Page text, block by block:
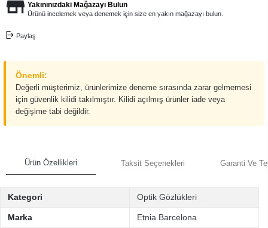
Yakınınızdaki Mağazayı Bulun
Ürünü incelemek veya denemek için size en yakın mağazayı bulun.
Paylaş
Önemli:
Değerli müşterimiz, ürünlerimize deneme sırasında zarar gelmemesi
için güvenlik kilidi takılmıştır. Kilidi açılmış ürünler iade veya
değişime tabi değildir.
Ürün Özellikleri Taksit Seçenekleri Garanti Ve
Kategori Optik Gözlükleri
Marka Etnia Barcelona